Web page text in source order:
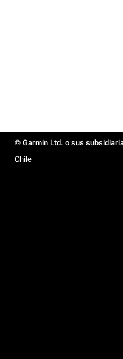
© Garmin Ltd. o sus
Chile